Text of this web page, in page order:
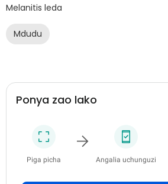
Melanitis leda
Mdudu
Ponya zao lako
Piga picha Angalia uchunguzi